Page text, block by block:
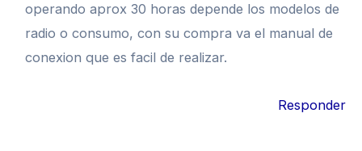
operando aprox 30 horas depende los modelos de
radio o consumo, con su compra va el manual de
conexion que es facil de realizar.
Responder